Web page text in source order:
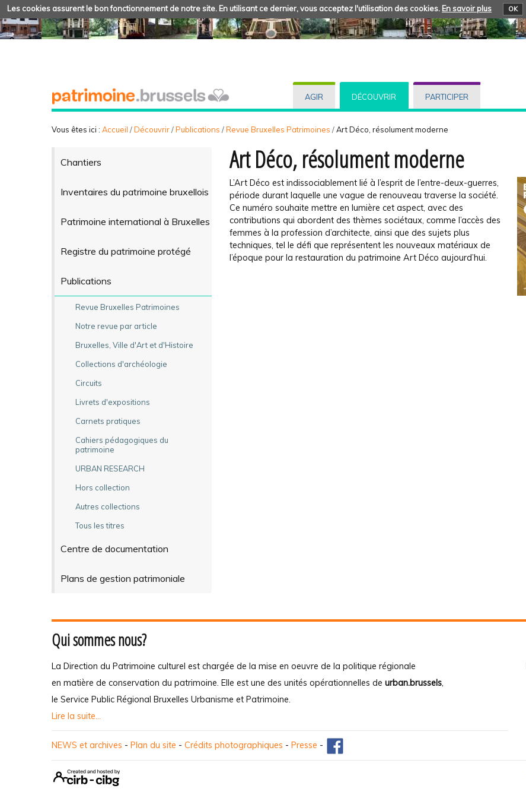
Les cookies assurent le bon fonctionnement de notre site. En utilisant ce dernier, vous acceptez l'utilisation des cookies. En savoir plus OK
AGIR DÉCOUVRIR PARTICIPER
Vous êtes ici : Accueil /Découvrir/Publications /Revue Bruxelles Patrimoines /Art Déco, résolument moderne
Chantiers
Inventaires du patrimoine bruxellois
Patrimoine international à Bruxelles
Registre du patrimoine protégé
Publications
Revue Bruxelles Patrimoines
Notre revue par article
Bruxelles, Ville d'Art et d'Histoire
Collections d'archéologie
Circuits
Livrets d'expositions
Carnets pratiques
Cahiers pédagogiques du
patrimoine
URBAN RESEARCH
Hors collection
Autres collections
Tous les titres
Centre de documentation
Plans de gestion patrimoniale
Art Déco, résolument moderne
L’Art Déco est indissociablement lié à l’esprit de l’entre-deux-guerres,
période durant laquelle une vague de renouveau traverse la société.
Ce numéro souhaite mettre en lumière cet aspect, avec des
contributions qui abordent des thèmes sociétaux, comme l’accès des
femmes à la profession d’architecte, ainsi que des sujets plus
techniques, tel le défi que représentent les nouveaux matériaux de
l’époque pour la restauration du patrimoine Art Déco aujourd’hui.
Qui sommes nous?
La Direction du Patrimoine culturel est chargée de la mise en oeuvre de la politique régionale
en matière de conservation du patrimoine. Elle est une des unités opérationnelles de urban.brussels,
le Service Public Régional Bruxelles Urbanisme et Patrimoine.
Lire la suite...
NEWS et archives - Plan du site - Crédits photographiques - Presse -